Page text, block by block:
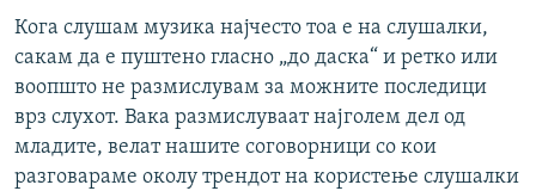
Кога слушам музика најчесто тоа е на слушалки,
сакам да е пуштено гласно „до даска“ и ретко или
воопшто не размислувам за можните последици
врз слухот. Вака размислуваат најголем дел од
младите, велат нашите соговорници со кои
разговараме околу трендот на користење слушалки